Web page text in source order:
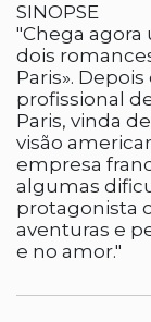
SINOPSE
"Chega
dois
Paris».
profissional
Paris, vinda
visão
empresa
algumas
protagonista
aventuras e
e no amor."